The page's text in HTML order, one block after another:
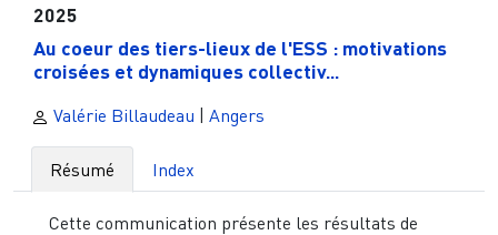
2025
Au coeur des tiers-lieux de l'ESS : motivations
croisées et dynamiques collectiv...
Valérie Billaudeau | Angers
Résumé Index
Cette communication présente les résultats de